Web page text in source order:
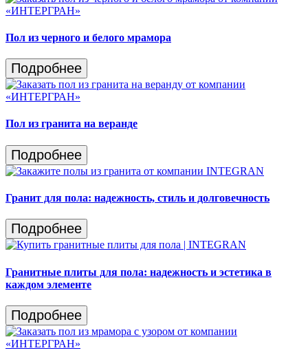
Пол из черного и белого мрамора
Подробнее
Пол из гранита на веранде
Подробнее
Гранит для пола: надежность, стиль и долговечность
Подробнее
Гранитные плиты для пола: надежность и эстетика в
каждом элементе
Подробнее